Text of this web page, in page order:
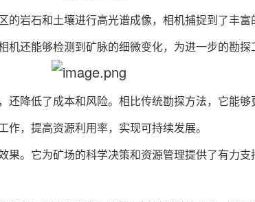
岩石和土壤进行高光谱成像，相机捕捉到了丰
还能够检测到矿脉的细微变化，为进一步的勘探
降低了成本和风险。相比传统勘探方法，它能
，提高资源利用率，实现可持续发展。
。它为矿场的科学决策和资源管理提供了有力支